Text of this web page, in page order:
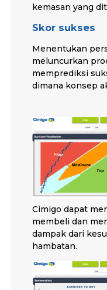
kemasan yang
Skor sukses
Menentukan
meluncurkan
memprediksi
dimana konsep
Cimigo dapat
membeli dan
dampak dari
hambatan.